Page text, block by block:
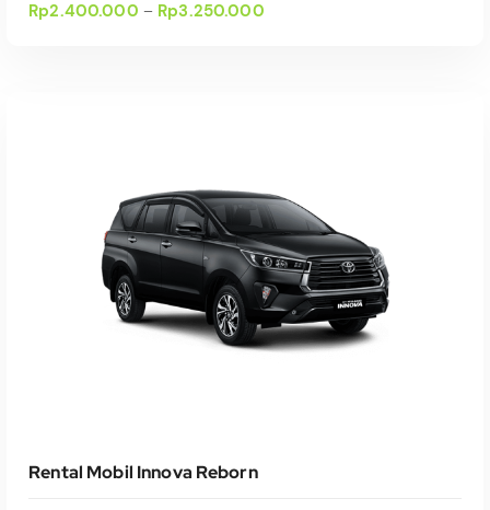
Select Date(s)
Rp2.400.000 – Rp3.250.000
Rental Mobil Innova Reborn